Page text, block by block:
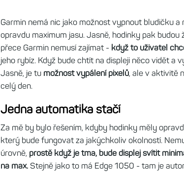
Garmin nemá nic jako možnost vypnout bludičku
opravdu maximum jasu. Jasně, hodinky pak
přece Garmin nemusí zajímat - když to uživatel
jeho rybíz. Když bude chtít na displeji něco vidět a
Jasně, je tu možnost vypálení pixelů, ale v aktivitě
celý den.
Jedna automatika stačí
Za mě by bylo řešením, kdyby hodinky měly
který bude fungovat za jakýchkoliv okolností.
úrovně, prostě když je tma, bude displej svítit
na max. Stejně jako to má Edge 1050 - tam je